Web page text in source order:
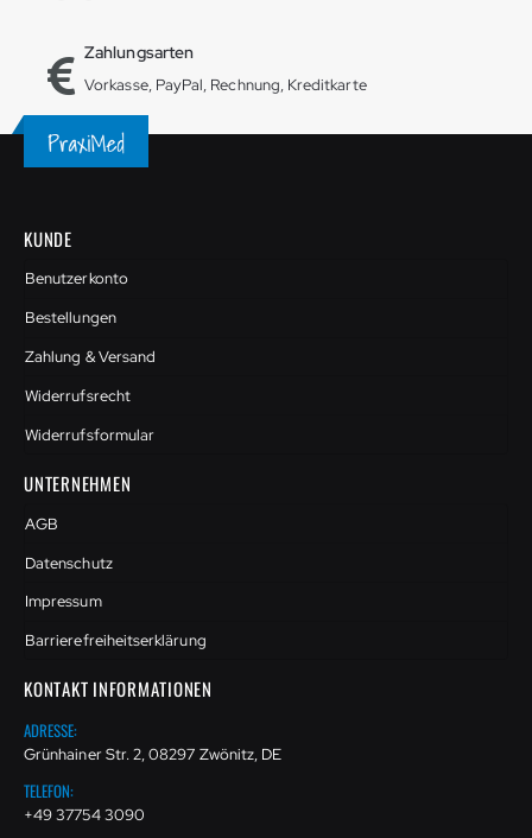
Zahlungsarten
Vorkasse, PayPal, Rechnung, Kreditkarte
KUNDE
Benutzerkonto
Bestellungen
Zahlung & Versand
Widerrufsrecht
Widerrufsformular
UNTERNEHMEN
AGB
Datenschutz
Impressum
Barrierefreiheitserklärung
KONTAKT INFORMATIONEN
ADRESSE:
Grünhainer Str. 2, 08297 Zwönitz, DE
TELEFON:
+49 37754 3090